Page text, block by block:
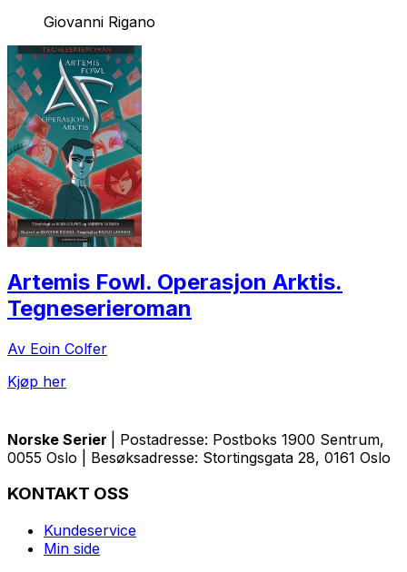
Giovanni Rigano
Artemis Fowl. Operasjon Arktis.
Tegneserieroman
Av Eoin Colfer
Kjøp her
Norske Serier
| Postadresse: Postboks 1900 Sentrum,
0055 Oslo | Besøksadresse: Stortingsgata 28, 0161 Oslo
KONTAKT OSS
Kundeservice
Min side